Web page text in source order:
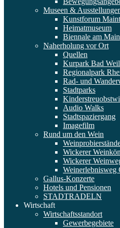
Museen &
Kunstforum
Heimatmuseum
Biennale am Main
Naherholung vor Ort
Quellen
Kurpark Bad
Regionalpark
Rad- und
Stadtparks
Audio Walks
Stadtspaziergang
Imagefilm
Rund um den Wein
Wickerer
Wickerer
Weinerlebnisweg
Gallus-Konzerte
Hotels und Pensionen
STADTRADELN
Wirtschaft
Wirtschaftsstandort
Gewerbegebiete